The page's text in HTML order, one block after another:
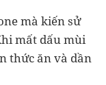
mà kiến sử
mất dấu mùi
thức ăn và dần